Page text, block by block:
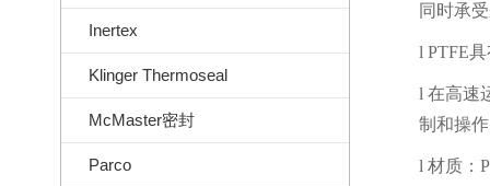
Inertex
Klinger Thermoseal
McMaster密封
Parco
同时承
l PTFE具
l 在高速
制和操
l 材质：